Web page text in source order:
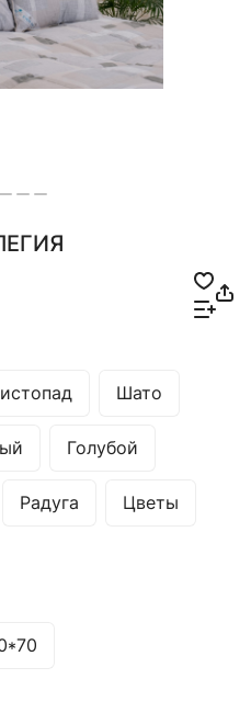
Шато
Голубой
Радуга Цветы